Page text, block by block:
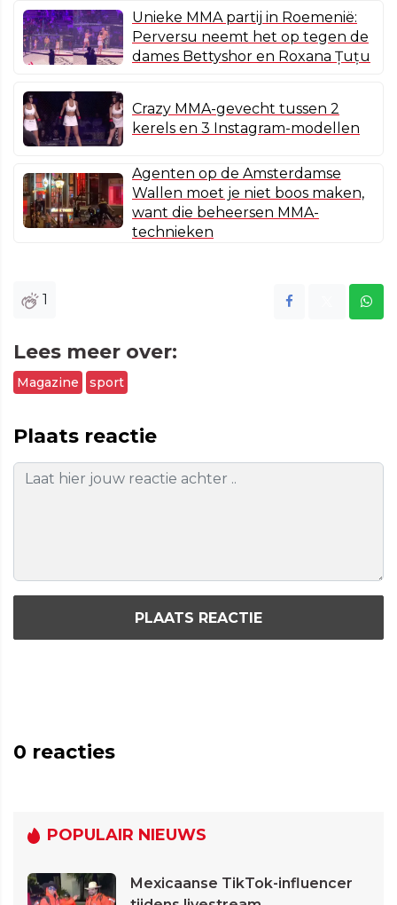
Unieke MMA partij in Roemenië:
Perversu neemt het op tegen de
dames Bettyshor en Roxana Țuțu
Crazy MMA-gevecht tussen 2
kerels en 3 Instagram-modellen
Agenten op de Amsterdamse
Wallen moet je niet boos maken,
want die beheersen MMA-
technieken
1
Lees meer over:
Magazine sport
Plaats reactie
PLAATS REACTIE
0 reacties
POPULAIR NIEUWS
Mexicaanse TikTok-influencer